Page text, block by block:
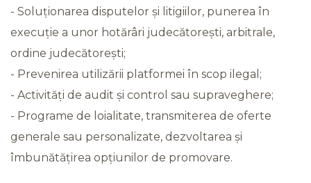
- Soluționarea disputelor și litigiilor, punerea în
execuție a unor hotărâri judecătorești, arbitrale,
ordine judecătorești;
- Prevenirea utilizării platformei în scop ilegal;
- Activități de audit și control sau supraveghere;
- Programe de loialitate, transmiterea de oferte
generale sau personalizate, dezvoltarea și
îmbunătățirea opțiunilor de promovare.